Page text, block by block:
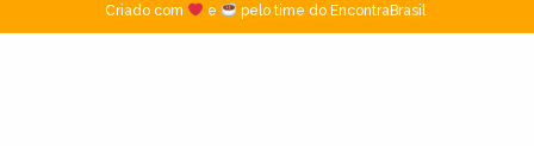
Criado com
e pelo time do EncontraBrasil